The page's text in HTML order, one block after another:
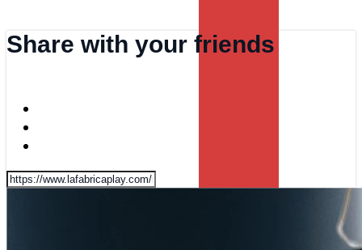
Share with your friends